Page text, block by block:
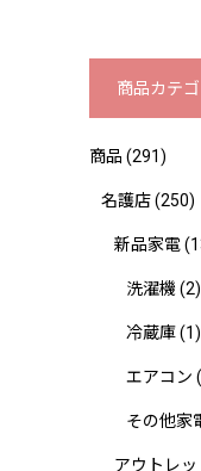
商品カテ
商品 (291)
名護店(250)
新品家電
洗濯機 (2)
冷蔵庫(1)
エアコン
その他家
アウトレ